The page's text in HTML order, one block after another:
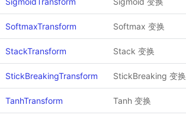
SoftmaxTransform Softmax 变换
StackTransform Stack 变换
StickBreakingTransform StickBreaking 变换
TanhTransform Tanh 变换